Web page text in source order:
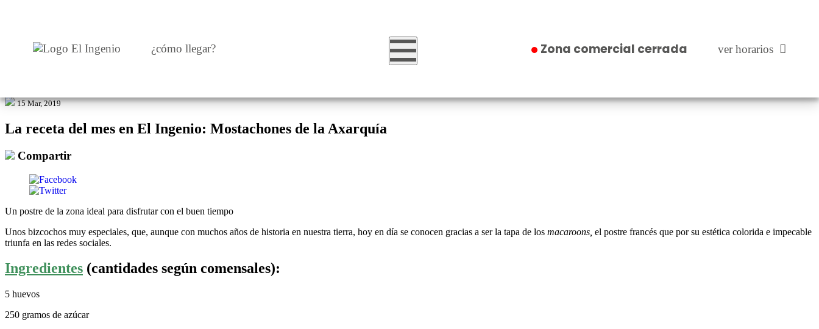
TIENDAS
INFANTIL
RESTAURANTES
CARTELERA
BLOG
¿cómo llegar? Zona comercial cerrada ver horarios
15 Mar, 2019
La receta del mes en El Ingenio: Mostachones de la Axarquía
Compartir
Un postre de la zona ideal para disfrutar con el buen tiempo
Unos bizcochos muy especiales, que, aunque con muchos años de historia en nuestra tierra, hoy en día se conocen gracias a ser la tapa de los macaroons, el postre francés que por su estética colorida e impecable
triunfa en las redes sociales.
Ingredientes (cantidades según comensales):
5 huevos
250 gramos de azúcar